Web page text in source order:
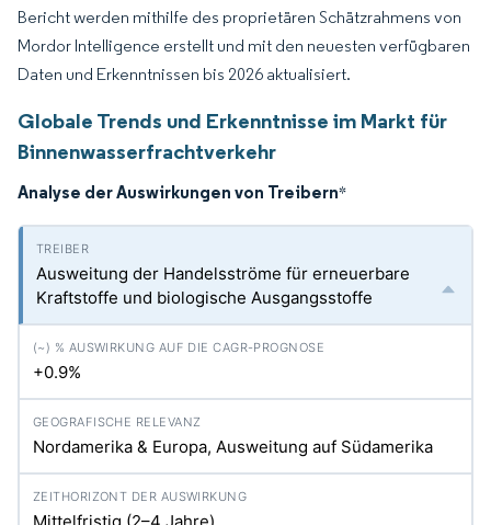
Bericht werden mithilfe des proprietären Schätzrahmens von
Mordor Intelligence erstellt und mit den neuesten verfügbaren
Daten und Erkenntnissen bis 2026 aktualisiert.
Globale Trends und Erkenntnisse im Markt für
Binnenwasserfrachtverkehr
Analyse der Auswirkungen von Treibern*
Ausweitung der Handelsströme für erneuerbare
Kraftstoffe und biologische Ausgangsstoffe
+0.9%
Nordamerika & Europa, Ausweitung auf Südamerika